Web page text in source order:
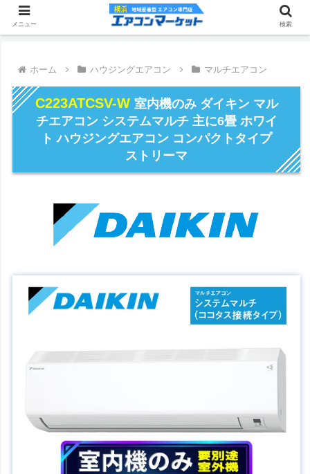
ホーム ハウジングエアコン マルチエアコン
C223ATCSV-W 室内機のみ ダイキン マル
チエアコン システムマルチ 主に6畳 ホワイ
ト ハウジングエアコン コンパクトタイプ
ストリーマ
メニュー 検索